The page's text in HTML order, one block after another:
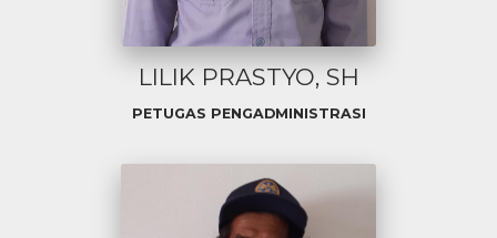
LILIK PRASTYO, SH
PETUGAS PENGADMINISTRASI